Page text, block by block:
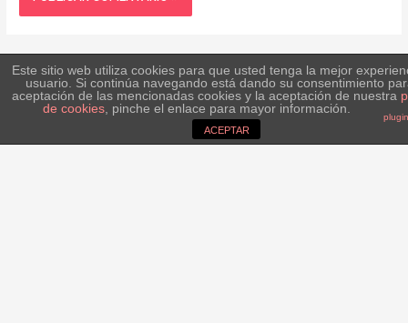
Este sitio web utiliza cookies para que usted tenga la mejor
usuario. Si continúa navegando está dando su consentimiento
aceptación de las mencionadas cookies y la aceptación de nuestra
de cookies, pinche el enlace para mayor información.
ACEPTAR
Ir